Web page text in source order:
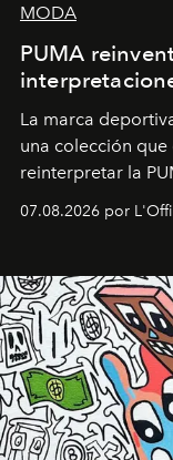
MODA
PUMA
La marca
una colección
reinterpretar la
diseño y el
07.08.2026 por